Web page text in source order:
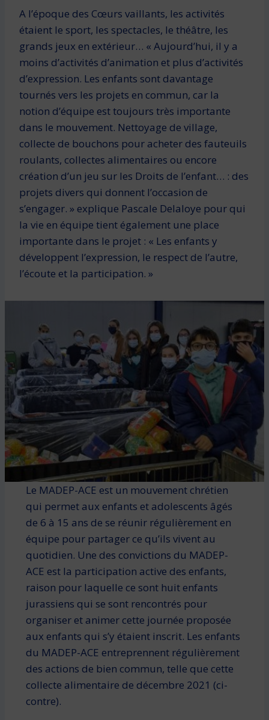
A l’époque des Cœurs vaillants, les activités
étaient le sport, les spectacles, le théâtre, les
grands jeux en extérieur… « Aujourd’hui, il y a
moins d’activités d’animation et plus d’activités
d’expression. Les enfants sont davantage
tournés vers les projets en commun, car la
notion d’équipe est toujours très importante
dans le mouvement. Nettoyage de village,
collecte de bouchons pour acheter des fauteuils
roulants, collectes alimentaires ou encore
création d’un jeu sur les Droits de l’enfant… : des
projets divers qui donnent l’occasion de
s’engager. » explique Pascale Delaloye pour qui
la vie en équipe tient également une place
importante dans le projet : « Les enfants y
développent l’expression, le respect de l’autre,
l’écoute et la participation. »
Le MADEP-ACE est un mouvement chrétien
qui permet aux enfants et adolescents âgés
de 6 à 15 ans de se réunir régulièrement en
équipe pour partager ce qu’ils vivent au
quotidien. Une des convictions du MADEP-
ACE est la participation active des enfants,
raison pour laquelle ce sont huit enfants
jurassiens qui se sont rencontrés pour
organiser et animer cette journée proposée
aux enfants qui s’y étaient inscrit. Les enfants
du MADEP-ACE entreprennent régulièrement
des actions de bien commun, telle que cette
collecte alimentaire de décembre 2021 (ci-
contre).